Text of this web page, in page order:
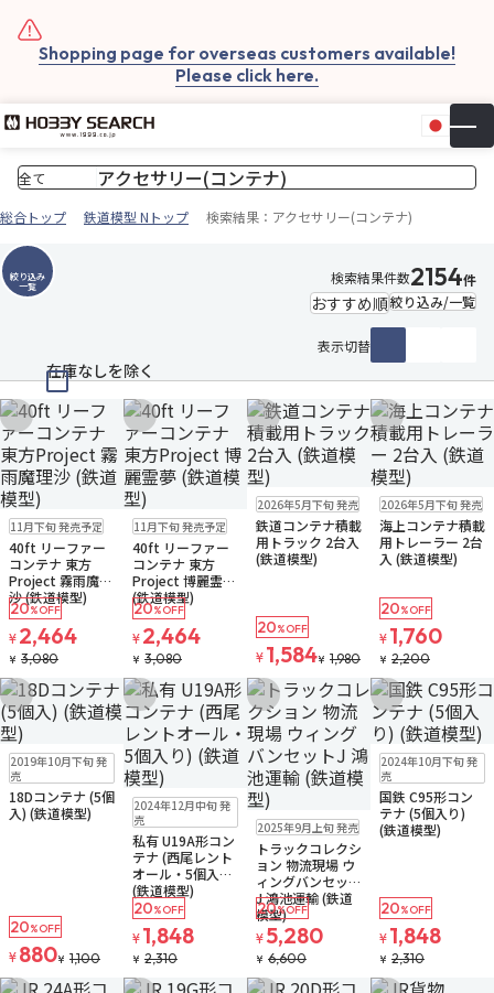
Shopping page for overseas customers available!
Please click here.
日本
お気
総合トップ 鉄道模型 Nトップ 検索結果：アクセサリー(コンテナ)
絞り込み
一覧
在庫なしを除く
検索結果件数2154件
絞り込み/一覧
表示切替
お気に入りに追加
予約品
11月下旬 発売予定
40ft リーファー
コンテナ 東方
Project 霧雨魔理
沙 (鉄道模型)
20%OFF
¥ 2,464
¥ 3,080
お気に入りに追加
予約品
11月下旬 発売予定
40ft リーファー
コンテナ 東方
Project 博麗霊夢
(鉄道模型)
20%OFF
¥ 2,464
¥ 3,080
お気に入りに追加
販売中
2026年5月下旬 発売
鉄道コンテナ積載
用トラック 2台入
(鉄道模型)
20%OFF
¥ 1,584¥ 1,980
お気に入りに
再入荷販売中
2026年5月下旬 発売
海上コンテナ積載
用トレーラー 2台
入 (鉄道模型)
20%OFF
¥ 1,760
¥ 2,200
お気に入りに追加
販売中ゆうパケット
2019年10月下旬 発
売
18Dコンテナ (5個
入) (鉄道模型)
20%OFF
¥ 880¥ 1,100
お気に入りに追加
販売中ゆうパケット
2024年12月中旬 発
売
私有 U19A形コン
テナ (西尾レント
オール・5個入り)
(鉄道模型)
20%OFF
¥ 1,848
¥ 2,310
お気に入りに追加
販売中
2025年9月上旬 発売
トラックコレクシ
ョン 物流現場 ウ
ィングバンセット
J 鴻池運輸 (鉄道
模型)
20%OFF
¥ 5,280
¥ 6,600
お気に入りに
販売中ゆうパケット
2024年10月下旬 発
売
国鉄 C95形コン
テナ (5個入り)
(鉄道模型)
20%OFF
¥ 1,848
¥ 2,310